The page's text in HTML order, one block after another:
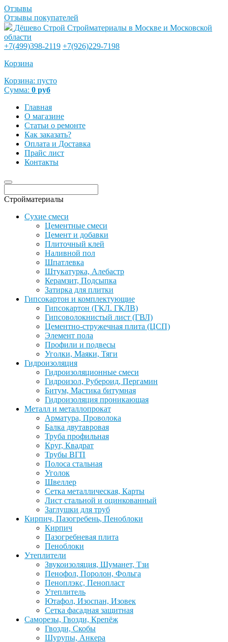
Отзывы
Отзывы покупателей
Дёшево Строй Стройматериалы в Москве и Московской
области
+7(499)398-2119 +7(926)229-7198
Корзина
Корзина: пусто
Сумма: 0 руб
Главная
О магазине
Статьи о ремонте
Как заказать?
Оплата и Доставка
Прайс лист
Контакты
Стройматериалы
Сухие смеси
Цементные смеси
Цемент и добавки
Плиточный клей
Наливной пол
Шпатлевка
Штукатурка, Алебастр
Керамзит, Подсыпка
Затирка для плитки
Гипсокартон и комплектующие
Гипсокартон (ГКЛ. ГКЛВ)
Гипсоволокнистый лист (ГВЛ)
Цементно-стружечная плита (ЦСП)
Элемент пола
Профили и подвесы
Уголки, Маяки, Тяги
Гидроизоляция
Гидроизоляционные смеси
Гидроизол, Рубероид, Пергамин
Битум, Мастика битумная
Гидроизоляция проникающая
Металл и металлопрокат
Арматура, Проволока
Балка двутавровая
Труба профильная
Круг, Квадрат
Трубы ВГП
Полоса стальная
Уголок
Швеллер
Сетка металлическая, Карты
Лист стальной и оцинкованный
Заглушки для труб
Кирпич, Пазогребень, Пеноблоки
Кирпич
Пазогребневая плита
Пеноблоки
Утеплители
Звукоизоляция, Шуманет, Тзи
Пенофол, Поролон, Фольга
Пеноплэкс, Пенопласт
Утеплитель
Ютафол, Изоспан, Изовек
Сетка фасадная защитная
Саморезы, Гвозди, Крепёж
Гвозди, Скобы
Шурупы, Анкера